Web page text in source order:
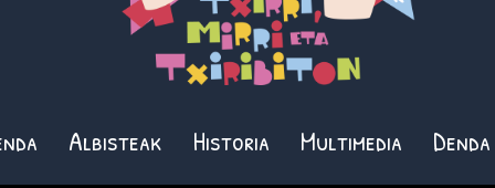
Albisteak Historia Multimedia Denda